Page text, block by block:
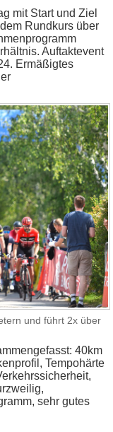
mit Start und Ziel
Rundkurs über
Auftaktevent
Ermäßigtes
und führt 2x über
40km
Tempohärte
sehr gutes